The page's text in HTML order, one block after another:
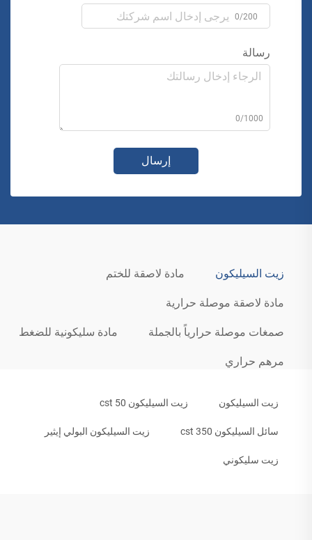
0/200
رسالة
0/1000
إرسال
زيت السيليكون مادة لاصقة للختم
مادة لاصقة موصلة حرارية
صمغات موصلة حرارياً بالجملة مادة سليكونية للضغط
مرهم حراري
زيت السيليكون زيت السيليكون 50 cst
سائل السيليكون 350 cst زيت السيليكون البولي إيثير
زيت سليكوني